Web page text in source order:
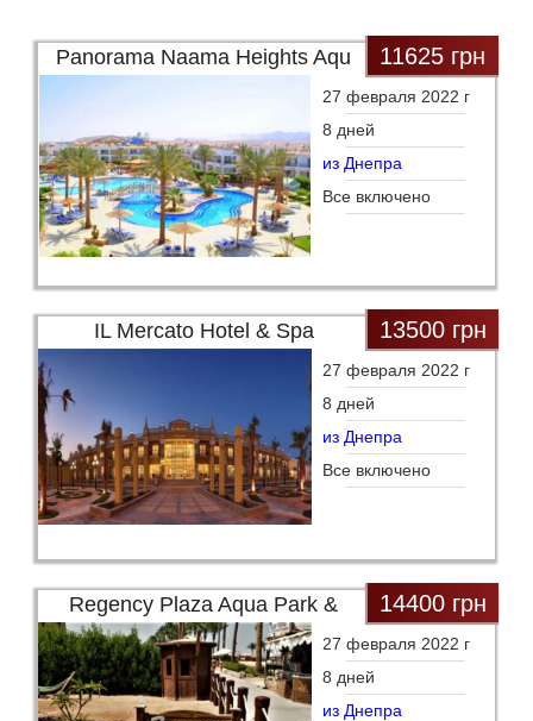
Panorama Naama Heights Aqu 11625 грн
27 февраля 2022 г
8 дней
из Днепра
Все включено
IL Mercato Hotel & Spa 13500 грн
27 февраля 2022 г
8 дней
из Днепра
Все включено
Regency Plaza Aqua Park & 14400 грн
27 февраля 2022 г
8 дней
из Днепра